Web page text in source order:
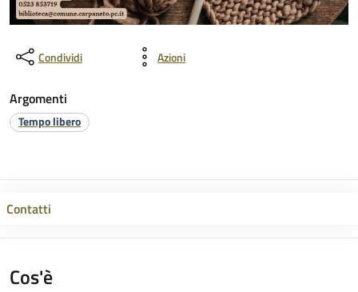
Condividi Azioni
Argomenti
Tempo libero
Contatti
Cos'è